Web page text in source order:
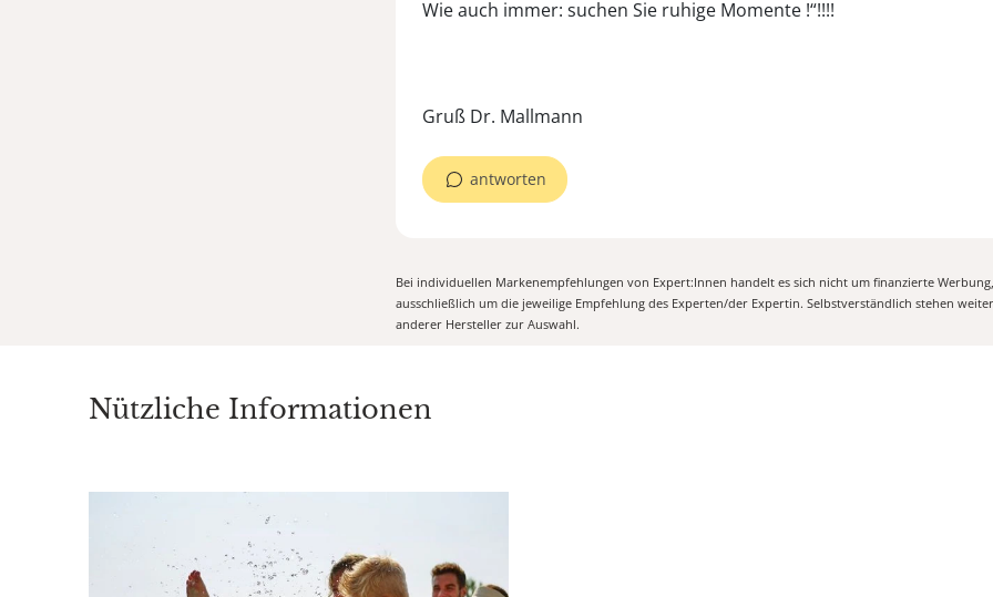
Wie auch immer: suchen Sie ruhige Momente !“!!!!
antworten
Bei individuellen Markenempfehlungen von Expert:Innen handelt es sich nicht um finanzierte
ausschließlich um die jeweilige Empfehlung des Experten/der Expertin. Selbstverständlich stehen
anderer Hersteller zur Auswahl.
Nützliche Informationen